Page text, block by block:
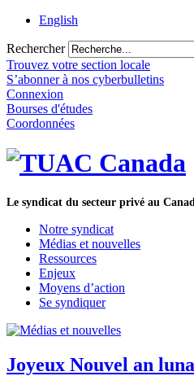
English
Rechercher
Trouvez votre section locale
S’abonner à nos cyberbulletins
Connexion
Bourses d'études
Coordonnées
Le syndicat du secteur privé au
Notre syndicat
Médias et nouvelles
Ressources
Enjeux
Moyens d’action
Se syndiquer
Joyeux Nouvel an